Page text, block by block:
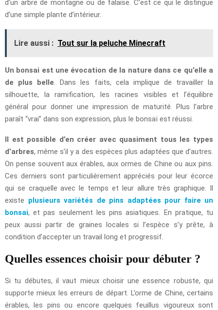
d’un arbre de montagne ou de falaise. C’est ce qui le distingue
d’une simple plante d’intérieur.
Lire aussi : Tout sur la peluche Minecraft
Un bonsai est une évocation de la nature dans ce qu’elle a
de plus belle . Dans les faits, cela implique de travailler la
silhouette, la ramification, les racines visibles et l’équilibre
général pour donner une impression de maturité. Plus l’arbre
paraît “vrai” dans son expression, plus le bonsaï est réussi.
Il est possible d’en créer avec quasiment tous les types
d’arbres, même s’il y a des espèces plus adaptées que d’autres.
On pense souvent aux érables, aux ormes de Chine ou aux pins.
Ces derniers sont particulièrement appréciés pour leur écorce
qui se craquelle avec le temps et leur allure très graphique. Il
existe plusieurs variétés de pins adaptées pour faire un
bonsai, et pas seulement les pins asiatiques. En pratique, tu
peux aussi partir de graines locales si l’espèce s’y prête, à
condition d’accepter un travail long et progressif.
Quelles essences choisir pour débuter ?
Si tu débutes, il vaut mieux choisir une essence robuste, qui
supporte mieux les erreurs de départ. L’orme de Chine, certains
érables, les pins ou encore quelques feuillus vigoureux sont